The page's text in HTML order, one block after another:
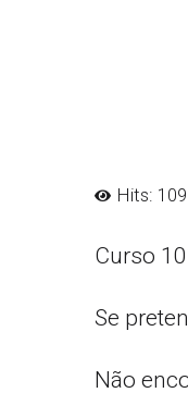
Hits:
Curso
Se
Não